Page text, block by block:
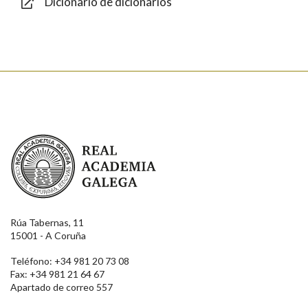
Real Academia Galega
Rúa Tabernas, 11
15001 - A Coruña
Teléfono: +34 981 20 73 08
Fax: +34 981 21 64 67
Apartado de correo 557